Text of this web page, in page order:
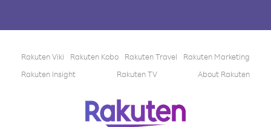
Rakuten Viki Rakuten Kobo Rakuten Travel
Rakuten Marketing
Rakuten Insight
Rakuten TV About Rakuten